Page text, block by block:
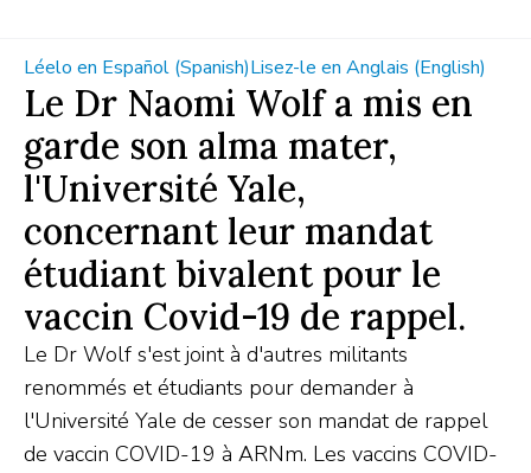
Léelo en Español (Spanish)Lisez-le en Anglais (English)
Le Dr Naomi Wolf a mis en
garde son alma mater,
l'Université Yale,
concernant leur mandat
étudiant bivalent pour le
vaccin Covid-19 de rappel.
Le Dr Wolf s'est joint à d'autres militants
renommés et étudiants pour demander à
l'Université Yale de cesser son mandat de rappel
de vaccin COVID-19 à ARNm. Les vaccins COVID-